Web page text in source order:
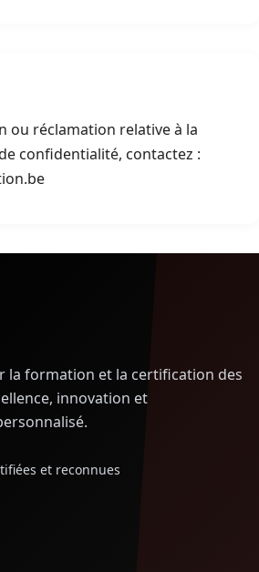
ou réclamation relative à la
confidentialité, contactez :
la formation et la certification des
innovation et
et reconnues